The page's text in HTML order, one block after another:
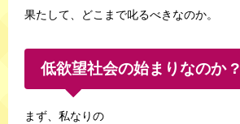
果たして、どこまで叱るべきなのか。
低欲望社会の始まりなのか ?
まず、私なりの